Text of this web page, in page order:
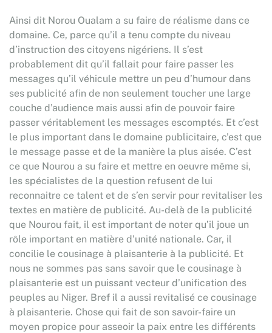
Ainsi dit Norou Oualam a su faire de réalisme dans ce
domaine. Ce, parce qu’il a tenu compte du niveau
d’instruction des citoyens nigériens. Il s’est
probablement dit qu’il fallait pour faire passer les
messages qu’il véhicule mettre un peu d’humour dans
ses publicité afin de non seulement toucher une large
couche d’audience mais aussi afin de pouvoir faire
passer véritablement les messages escomptés. Et c’est
le plus important dans le domaine publicitaire, c’est que
le message passe et de la manière la plus aisée. C’est
ce que Nourou a su faire et mettre en oeuvre même si,
les spécialistes de la question refusent de lui
reconnaitre ce talent et de s’en servir pour revitaliser les
textes en matière de publicité. Au-delà de la publicité
que Nourou fait, il est important de noter qu’il joue un
rôle important en matière d’unité nationale. Car, il
concilie le cousinage à plaisanterie à la publicité. Et
nous ne sommes pas sans savoir que le cousinage à
plaisanterie est un puissant vecteur d’unification des
peuples au Niger. Bref il a aussi revitalisé ce cousinage
à plaisanterie. Chose qui fait de son savoir-faire un
moyen propice pour asseoir la paix entre les différents